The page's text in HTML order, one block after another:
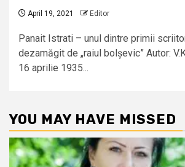
April 19, 2021 Editor
Panait Istrati – unul dintre primii
dezamăgit de „raiul bolșevic” Autor:
16 aprilie 1935...
YOU MAY HAVE MISSED